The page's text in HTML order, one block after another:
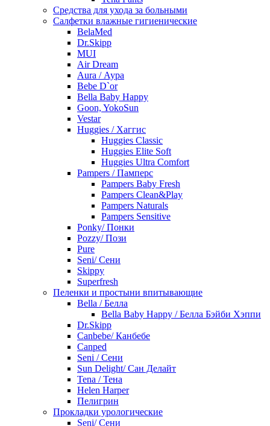
Средства для ухода за больными
Салфетки влажные гигиенические
BelaMed
Dr.Skipp
MUI
Air Dream
Aura / Аура
Bebe D`or
Bella Baby Happy
Goon, YokoSun
Vestar
Huggies / Хаггис
Huggies Classic
Huggies Elite Soft
Huggies Ultra Comfort
Pampers / Памперс
Pampers Baby Fresh
Pampers Clean&Play
Pampers Naturals
Pampers Sensitive
Ponky/ Понки
Pozzy/ Пози
Pure
Seni/ Сени
Skippy
Superfresh
Пеленки и простыни впитывающие
Bella / Белла
Bella Baby Happy / Белла Бэйби Хэппи
Dr.Skipp
Canbebe/ Канбебе
Canped
Seni / Сени
Sun Delight/ Сан Делайт
Tena / Тена
Helen Harper
Пелигрин
Прокладки урологические
Seni/ Сени